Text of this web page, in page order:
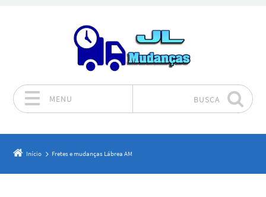
MENU BUSCA
Início Fretes e mudanças Lábrea AM